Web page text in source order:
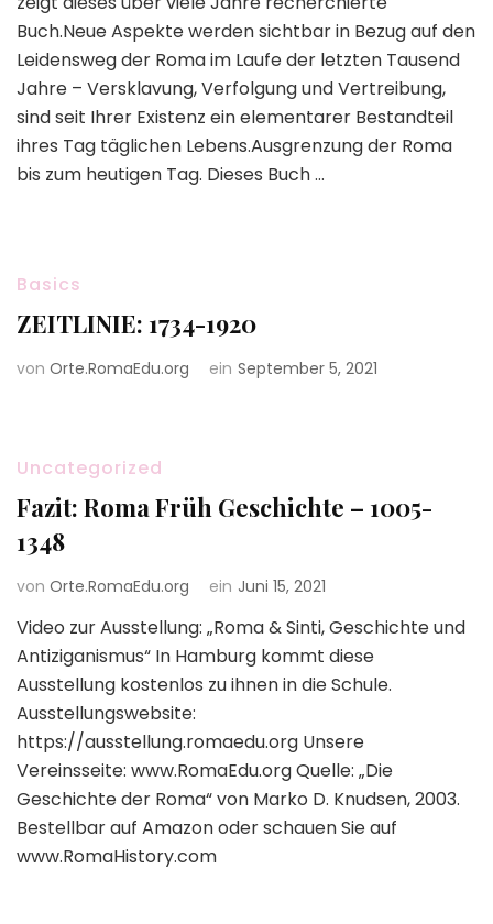
Buch.Neue Aspekte werden sichtbar in Bezug auf den
Leidensweg der Roma im Laufe der letzten Tausend
Jahre – Versklavung, Verfolgung und Vertreibung,
sind seit Ihrer Existenz ein elementarer Bestandteil
ihres Tag täglichen Lebens.Ausgrenzung der Roma
bis zum heutigen Tag. Dieses Buch …
Basics
ZEITLINIE: 1734-1920
von Orte.RomaEdu.org ein September 5, 2021
Uncategorized
Fazit: Roma Früh Geschichte – 1005-
1348
von Orte.RomaEdu.org ein Juni 15, 2021
Video zur Ausstellung: „Roma & Sinti, Geschichte und
Antiziganismus“ In Hamburg kommt diese
Ausstellung kostenlos zu ihnen in die Schule.
Ausstellungswebsite:
https://ausstellung.romaedu.org Unsere
Vereinsseite: www.RomaEdu.org Quelle: „Die
Geschichte der Roma“ von Marko D. Knudsen, 2003.
Bestellbar auf Amazon oder schauen Sie auf
www.RomaHistory.com